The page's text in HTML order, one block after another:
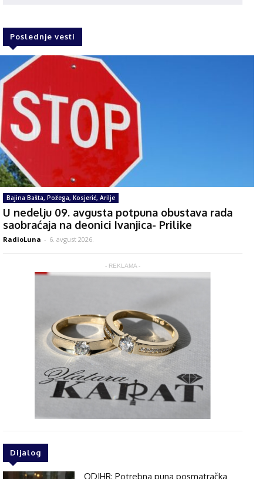
Poslednje vesti
Bajina Bašta, Požega, Kosjerić, Arilje
U nedelju 09. avgusta potpuna obustava rada
saobraćaja na deonici Ivanjica- Prilike
RadioLuna - 6. avgust 2026.
- REKLAMA -
Dijalog
ODIHR: Potrebna puna posmatračka